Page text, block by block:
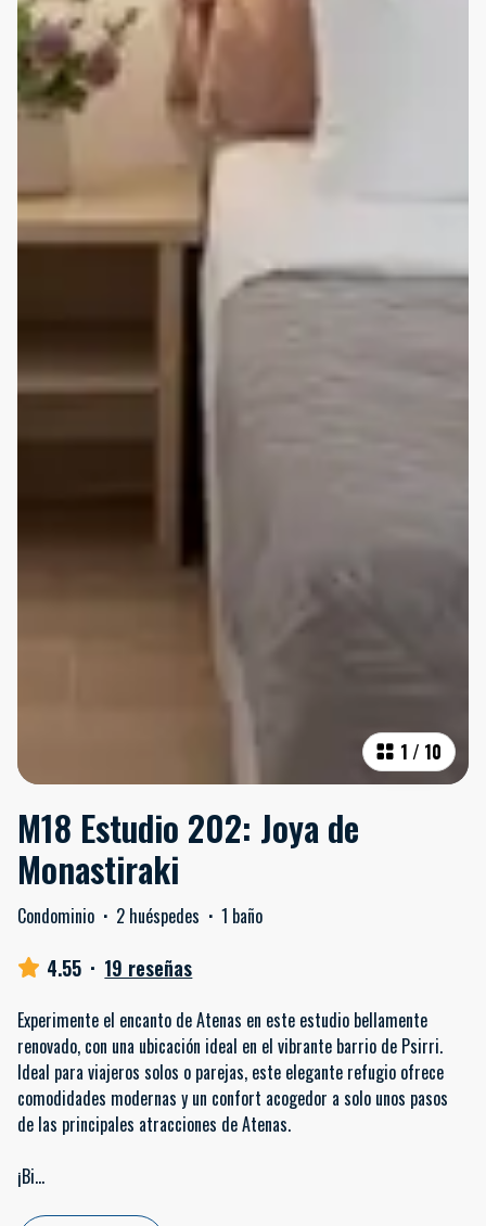
1 / 10
M18 Estudio 202: Joya de
Monastiraki
Condominio · 2 huéspedes · 1 baño
4.55 · 19 reseñas
Experimente el encanto de Atenas en este estudio bellamente
renovado, con una ubicación ideal en el vibrante barrio de Psirri.
Ideal para viajeros solos o parejas, este elegante refugio ofrece
comodidades modernas y un confort acogedor a solo unos pasos
de las principales atracciones de Atenas.
¡Bi...